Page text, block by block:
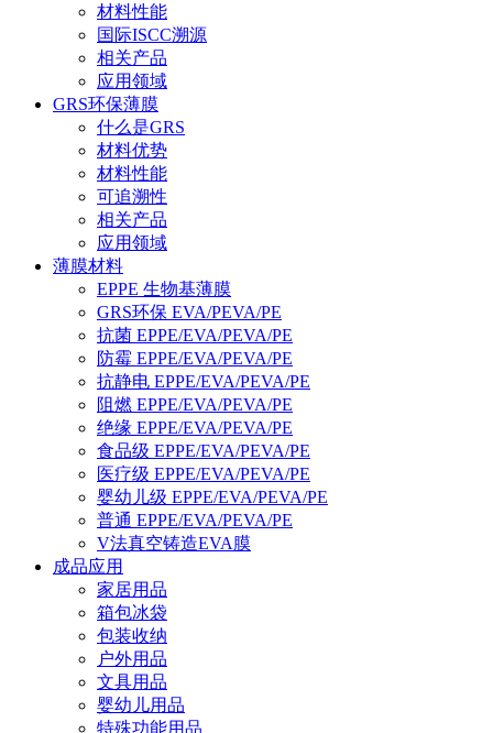
材料性能
国际ISCC溯源
相关产品
应用领域
GRS环保薄膜
什么是GRS
材料优势
材料性能
可追溯性
相关产品
应用领域
薄膜材料
EPPE 生物基薄膜
GRS环保 EVA/PEVA/PE
抗菌 EPPE/EVA/PEVA/PE
防霉 EPPE/EVA/PEVA/PE
抗静电 EPPE/EVA/PEVA/PE
阻燃 EPPE/EVA/PEVA/PE
绝缘 EPPE/EVA/PEVA/PE
食品级 EPPE/EVA/PEVA/PE
医疗级 EPPE/EVA/PEVA/PE
婴幼儿级 EPPE/EVA/PEVA/PE
普通 EPPE/EVA/PEVA/PE
V法真空铸造EVA膜
成品应用
家居用品
箱包冰袋
包装收纳
户外用品
文具用品
婴幼儿用品
特殊功能用品